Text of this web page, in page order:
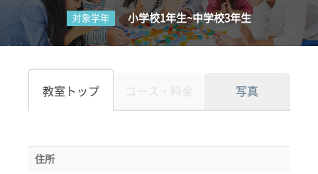
対象学年 小学校1年生~中学校3年生
教室トップ コース・料金 写真
住所